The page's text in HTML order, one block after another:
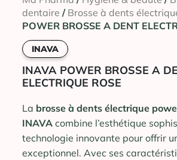
dentaire / Brosse à dents
POWER BROSSE A DENT
INAVA
INAVA POWER BROSSE A
ELECTRIQUE ROSE
La brosse à dents électrique
INAVA combine l’esthétique
technologie innovante pour offrir
exceptionnel. Avec ses